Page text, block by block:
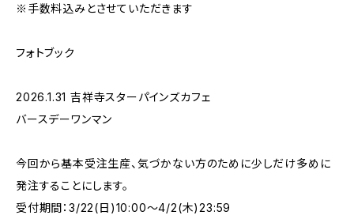
※手数料込みとさせていただきます
フォトブック
2026.1.31 吉祥寺スターパインズカフェ
バースデーワンマン
今回から基本受注生産、気づかない方のために少しだけ多めに
発注することにします。
受付期間：3/22(日)10:00〜4/2(木)23:59